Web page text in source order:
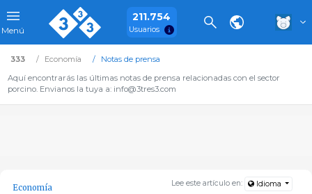
Menú
211.754
Usuarios
333 Economía
Notas de prensa
Aquí encontrarás las últimas notas de prensa relacionadas con el sector
porcino. Envianos la tuya a: info@3tres3.com
Lee este artículo en: Idioma
Economía